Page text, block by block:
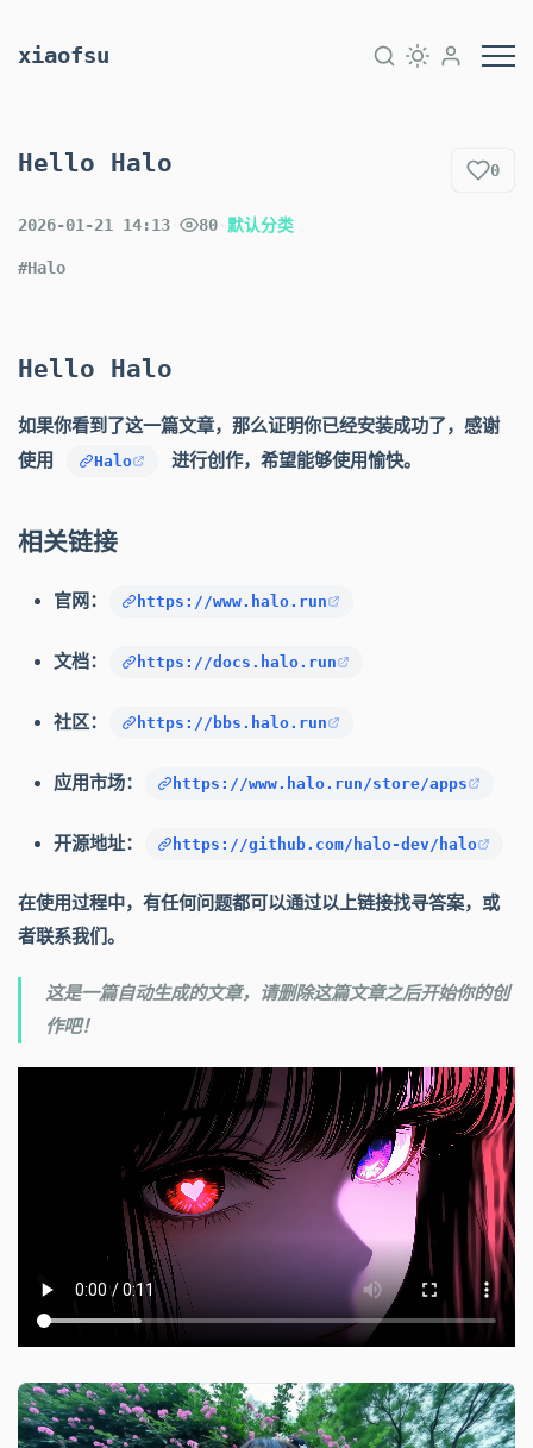
xiaofsu
Hello Halo 0
2026-01-21 14:13 80 默认分类
#Halo
Hello Halo
如果你看到了这一篇文章，那么证明你已经安装成功了，感谢
使用
Halo 进行创作，希望能够使用愉快。
相关链接
官网： https://www.halo.run
文档： https://docs.halo.run
社区： https://bbs.halo.run
应用市场： https://www.halo.run/store/apps
开源地址： https://github.com/halo-dev/halo
在使用过程中，有任何问题都可以通过以上链接找寻答案，或
者联系我们。
这是一篇自动生成的文章，请删除这篇文章之后开始你的创
作吧！